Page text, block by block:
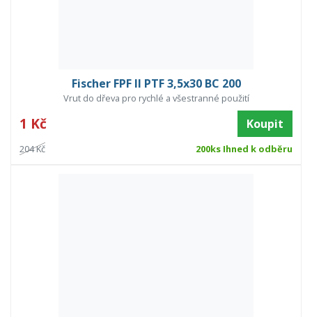
Fischer FPF II PTF 3,5x30 BC 200
Vrut do dřeva pro rychlé a všestranné použití
1 Kč Koupit
204 Kč 200ks Ihned k odběru